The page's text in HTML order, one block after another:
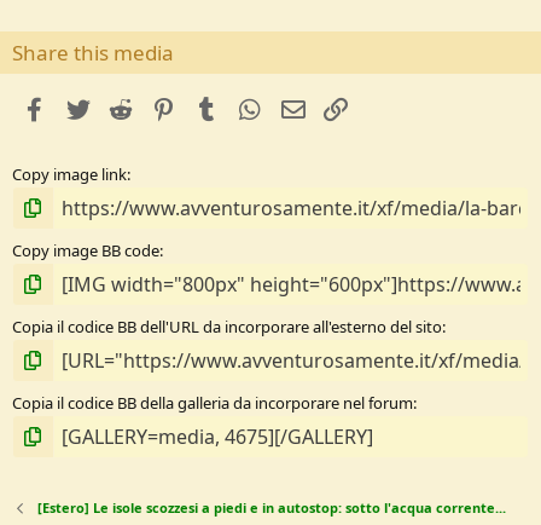
0
t
Share this media
facebookTwitterReddit PinterestTumblrWhatsApp
e-mail
Copy image link
Copy image BB code
Copia il codice BB dell'URL da incorporare all'esterno del sito
Copia il codice BB della galleria da incorporare nel forum
[Estero] Le isole scozzesi a piedi e in autostop: sotto l'acqua corrente...